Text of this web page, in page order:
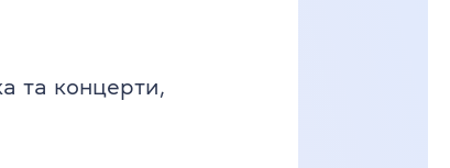
та концерти,